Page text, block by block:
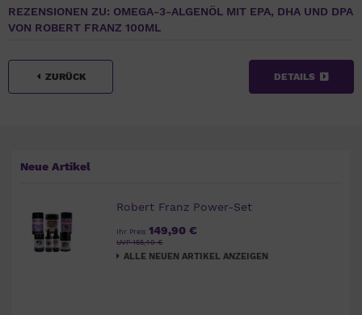
REZENSIONEN ZU: OMEGA-3-ALGENÖL MIT EPA, DHA UND DPA
VON ROBERT FRANZ 100ML
ZURÜCK DETAILS
Neue Artikel
Robert Franz Power-Set
Ihr Preis 149,90 €
UVP 155,40 €
ALLE NEUEN ARTIKEL ANZEIGEN